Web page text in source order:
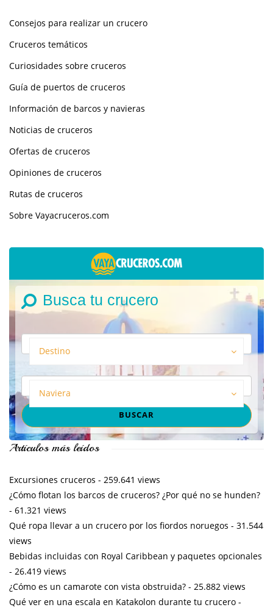
Consejos para realizar un crucero
Cruceros temáticos
Curiosidades sobre cruceros
Guía de puertos de cruceros
Información de barcos y navieras
Noticias de cruceros
Ofertas de cruceros
Opiniones de cruceros
Rutas de cruceros
Sobre Vayacruceros.com
Busca tu crucero
Destino
Naviera
Artículos más leídos
Excursiones cruceros - 259.641 views
¿Cómo flotan los barcos de cruceros? ¿Por qué no se hunden?
- 61.321 views
Qué ropa llevar a un crucero por los fiordos noruegos - 31.544
views
Bebidas incluidas con Royal Caribbean y paquetes opcionales
- 26.419 views
¿Cómo es un camarote con vista obstruida? - 25.882 views
Qué ver en una escala en Katakolon durante tu crucero -